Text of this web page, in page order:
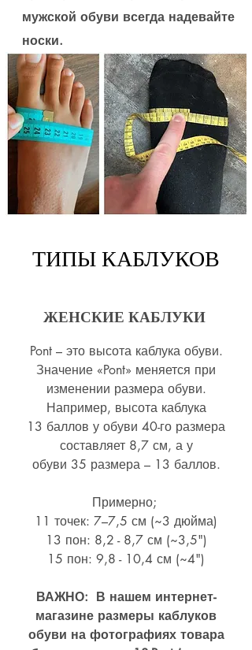
мужской обуви всегда надевайте
носки.
ТИПЫ КАБЛУКОВ
ЖЕНСКИЕ КАБЛУКИ
Pont – это высота каблука обуви.
Значение «Pont» меняется при
изменении размера обуви.
Например, высота каблука
13 баллов у обуви 40-го размера
составляет 8,7 см, а у
обуви 35 размера – 13 баллов.
Примерно;
11 точек: 7–7,5 см (~3 дюйма)
13 пон: 8,2 - 8,7 см (~3,5")
15 пон: 9,8 - 10,4 см (~4")
ВАЖНО: В нашем интернет-
магазине размеры каблуков
обуви на фотографиях товара